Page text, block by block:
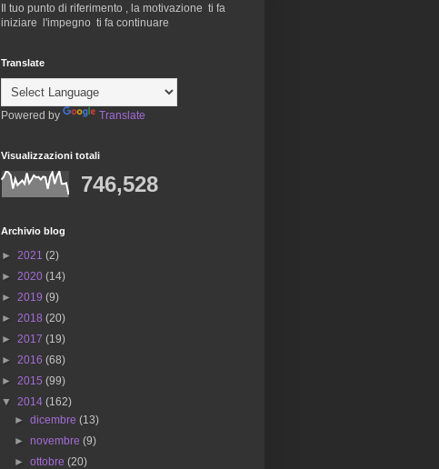
Il tuo punto di riferimento , la motivazione ti fa
iniziare l'impegno ti fa continuare
Translate
Powered by Translate
Visualizzazioni totali
746,528
Archivio blog
► 2021 (2)
► 2020 (14)
► 2019 (9)
► 2018 (20)
► 2017 (19)
► 2016 (68)
► 2015 (99)
▼ 2014 (162)
►dicembre(13)
►novembre(9)
►ottobre(20)